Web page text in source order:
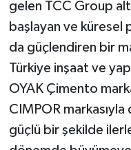
gelen TCC Group
başlayan ve küresel
da güçlendiren bir
Türkiye inşaat ve
OYAK Çimento
CIMPOR markasıyla
güçlü bir şekilde